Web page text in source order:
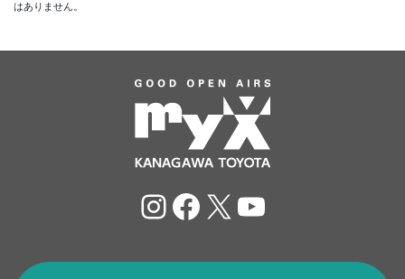
はありません。
Instagram
Facebook
X YouTube